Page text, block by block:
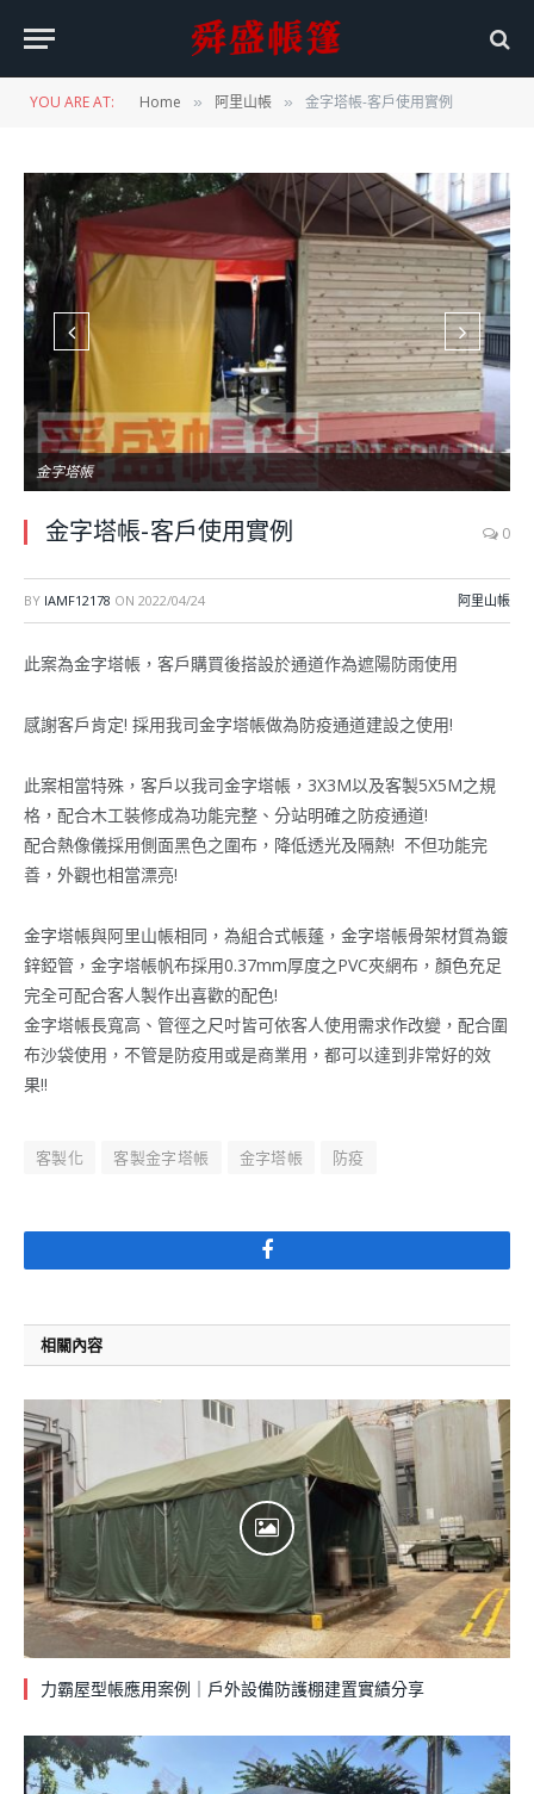
YOU ARE AT: Home » 阿里山帳 » 金字塔帳-客戶使用實例
金字塔帳
金字塔帳-客戶使用實例 0
BY IAMF12178 ON 2022/04/24 阿里山帳
此案為金字塔帳，客戶購買後搭設於通道作為遮陽防雨使用
感謝客戶肯定! 採用我司金字塔帳做為防疫通道建設之使用!
此案相當特殊，客戶以我司金字塔帳，3X3M以及客製5X5M之規
格，配合木工裝修成為功能完整、分站明確之防疫通道!
配合熱像儀採用側面黑色之圍布，降低透光及隔熱! 不但功能完
善，外觀也相當漂亮!
金字塔帳與阿里山帳相同，為組合式帳蓬，金字塔帳骨架材質為鍍
鋅錏管，金字塔帳帆布採用0.37mm厚度之PVC夾網布，顏色充足
完全可配合客人製作出喜歡的配色!
金字塔帳長寬高、管徑之尺吋皆可依客人使用需求作改變，配合圍
布沙袋使用，不管是防疫用或是商業用，都可以達到非常好的效
果!!
客製化 客製金字塔帳 金字塔帳 防疫
Facebook
相關內容
力霸屋型帳應用案例｜戶外設備防護棚建置實績分享